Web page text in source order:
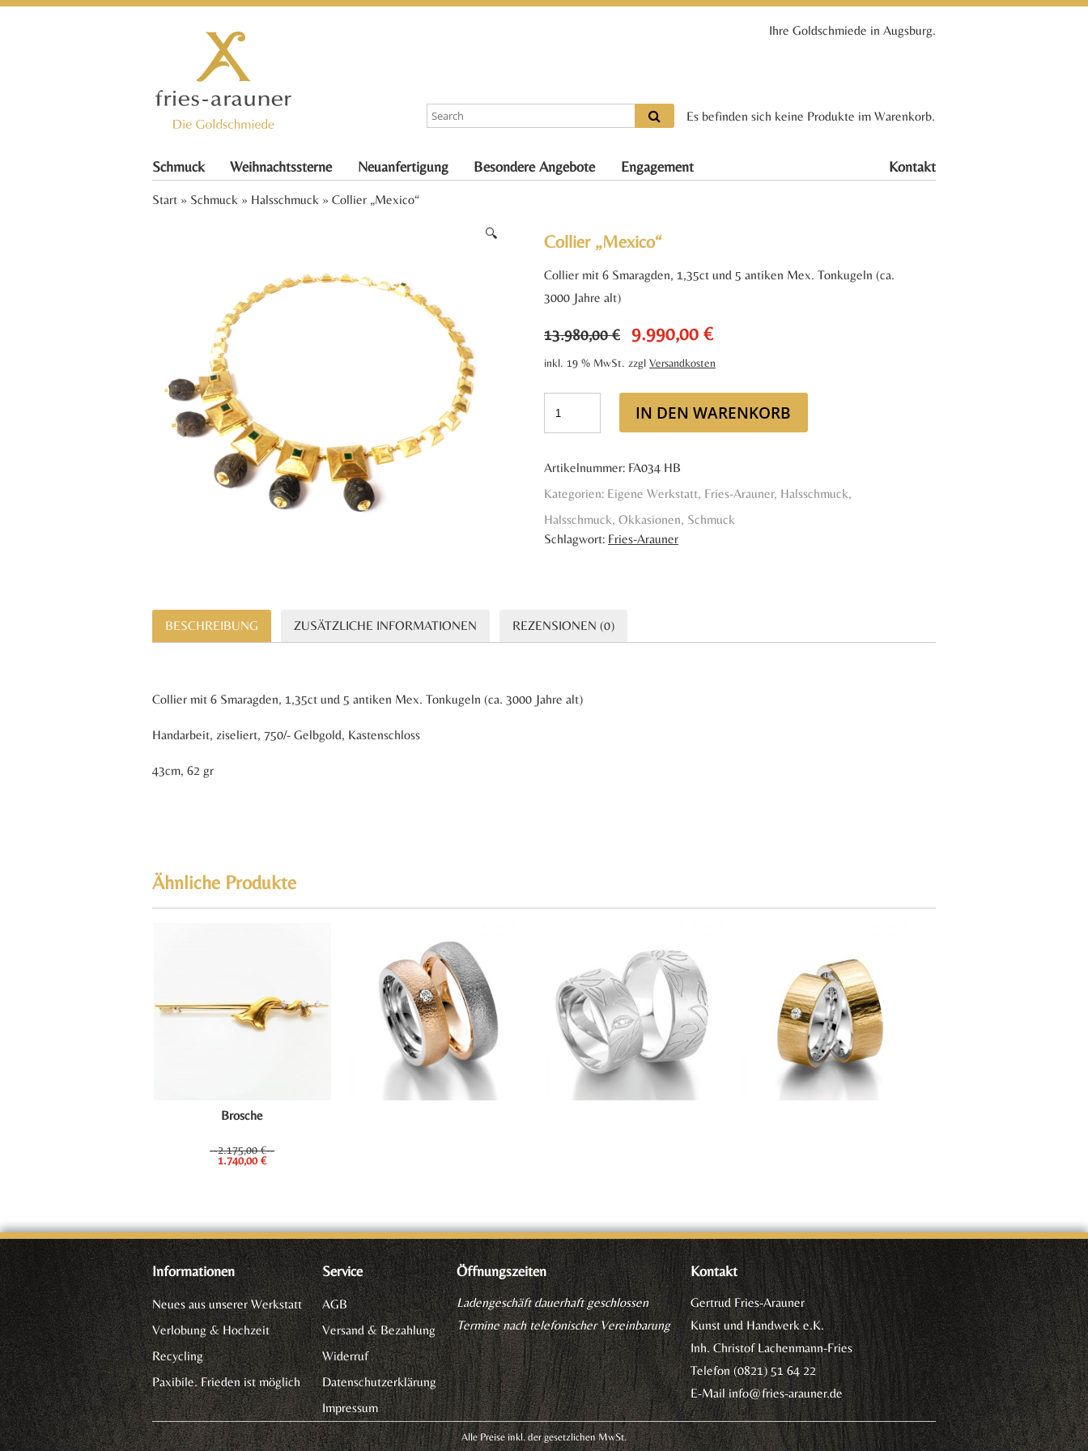
Es befinden sich keine Produkte im Warenkorb.
Ihre Goldschmiede in Augsburg.
Schmuck Weihnachtssterne Neuanfertigung Besondere Angebote Engagement Kontakt
Start » Schmuck » Halsschmuck » Collier „Mexico“
🔍 Collier „Mexico“
Collier mit 6 Smaragden, 1,35ct und 5 antiken Mex. Tonkugeln (ca.
3000 Jahre alt)
13.980,00€
Ursprünglicher
Preis
9.990,00 €Aktueller
inkl. 19 % MwSt. zzgl Versandkosten
IN DEN WARENKORB
Artikelnummer: FA034 HB
Kategorien: Eigene Werkstatt, Fries-Arauner, Halsschmuck,
Halsschmuck, Okkasionen, Schmuck
Schlagwort: Fries-Arauner
BESCHREIBUNG ZUSÄTZLICHE INFORMATIONEN REZENSIONEN (0)
Collier mit 6 Smaragden, 1,35ct und 5 antiken Mex. Tonkugeln (ca. 3000 Jahre alt)
Handarbeit, ziseliert, 750/- Gelbgold, Kastenschloss
43cm, 62 gr
Ähnliche Produkte
Brosche
2.175,00€
Ursprünglicher
Preis
1.740,00€Aktueller
Informationen
Neues aus unserer Werkstatt
Verlobung & Hochzeit
Recycling
Paxibile. Frieden ist möglich
Service
AGB
Versand & Bezahlung
Widerruf
Datenschutzerklärung
Impressum
Öffnungszeiten
Ladengeschäft dauerhaft geschlossen
Termine nach telefonischer Vereinbarung
Kontakt
Gertrud Fries-Arauner
Kunst und Handwerk e.K.
Inh. Christof Lachenmann-Fries
Telefon (0821) 51 64 22
E-Mailinfo@fries-arauner.de
Alle Preise inkl. der gesetzlichen MwSt.